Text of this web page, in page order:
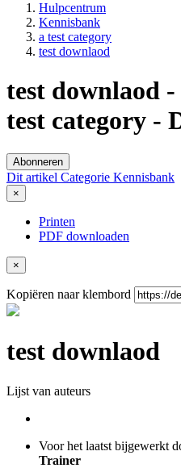
Hulpcentrum
Kennisbank
a test category
test downlaod
test downlaod
test category -
Abonneren
Dit artikel Categorie Kennisbank
×
Printen
PDF downloaden
×
Kopiëren naar klembord
test downlaod
Lijst van auteurs
Voor het laatst bijgewerkt
Trainer